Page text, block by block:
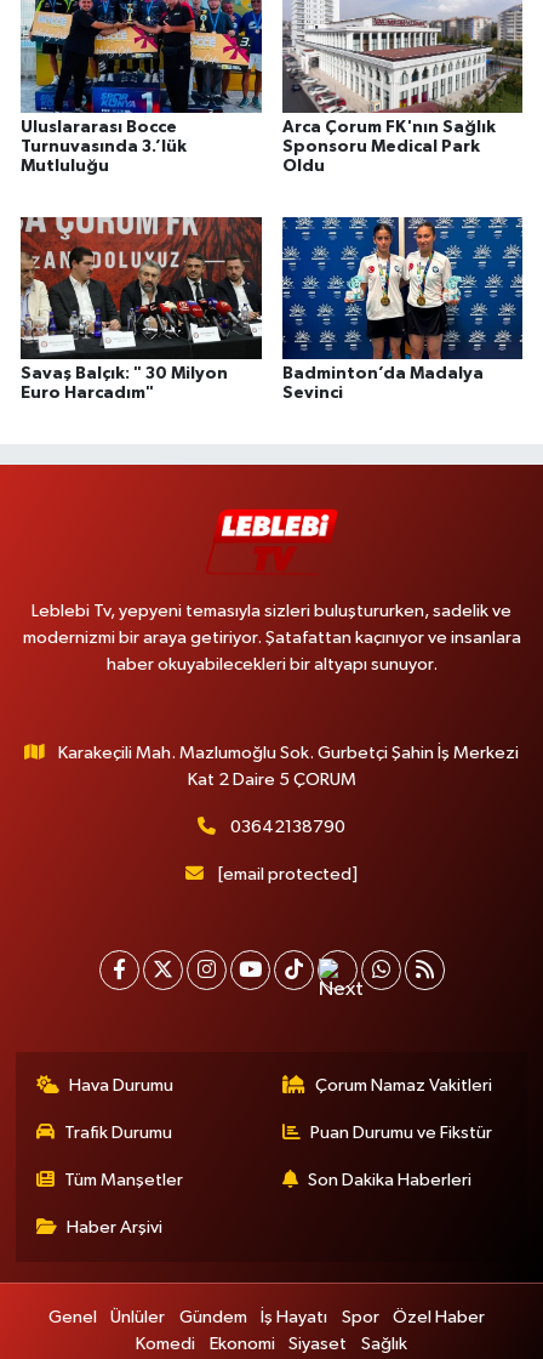
Uluslararası Bocce
Turnuvasında 3.’lük
Mutluluğu
Arca Çorum FK'nın Sağlık
Sponsoru Medical Park
Oldu
Savaş Balçık: " 30 Milyon
Euro Harcadım"
Badminton’da Madalya
Sevinci
Leblebi Tv, yepyeni temasıyla sizleri buluştururken, sadelik ve
modernizmi bir araya getiriyor. Şatafattan kaçınıyor ve insanlara
haber okuyabilecekleri bir altyapı sunuyor.
Karakeçili Mah. Mazlumoğlu Sok. Gurbetçi Şahin İş Merkezi
Kat 2 Daire 5 ÇORUM
03642138790
[email protected]
Hava Durumu Çorum Namaz Vakitleri
Trafik Durumu Puan Durumu ve Fikstür
Tüm Manşetler Son Dakika Haberleri
Haber Arşivi
Genel Ünlüler Gündem İş Hayatı Spor
Özel Haber
Komedi
Ekonomi Siyaset Sağlık